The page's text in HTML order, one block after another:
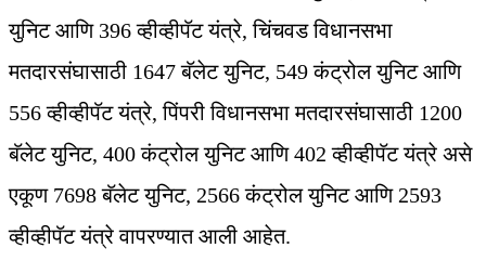
युनिट आणि 396 व्हीव्हीपॅट यंत्रे, चिंचवड विधानसभा
मतदारसंघासाठी 1647 बॅलेट युनिट, 549 कंट्रोल युनिट आणि
556 व्हीव्हीपॅट यंत्रे, पिंपरी विधानसभा मतदारसंघासाठी 1200
बॅलेट युनिट, 400 कंट्रोल युनिट आणि 402 व्हीव्हीपॅट यंत्रे असे
एकूण 7698 बॅलेट युनिट, 2566 कंट्रोल युनिट आणि 2593
व्हीव्हीपॅट यंत्रे वापरण्यात आली आहेत.